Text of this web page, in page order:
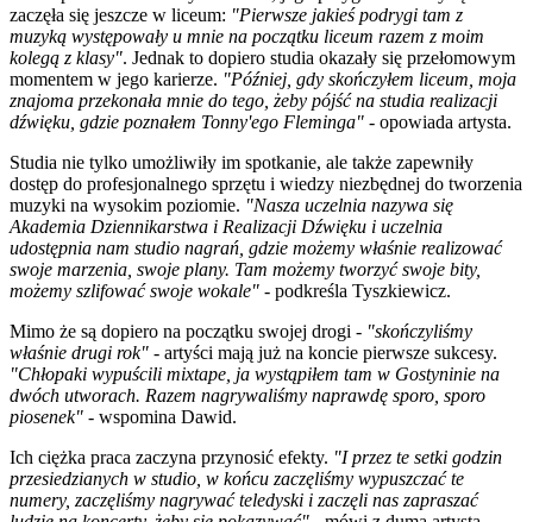
zaczęła się jeszcze w liceum: "Pierwsze jakieś podrygi tam z
muzyką występowały u mnie na początku liceum razem z moim
kolegą z klasy". Jednak to dopiero studia okazały się przełomowym
momentem w jego karierze. "Później, gdy skończyłem liceum, moja
znajoma przekonała mnie do tego, żeby pójść na studia realizacji
dźwięku, gdzie poznałem Tonny'ego Fleminga" - opowiada artysta.
Studia nie tylko umożliwiły im spotkanie, ale także zapewniły
dostęp do profesjonalnego sprzętu i wiedzy niezbędnej do tworzenia
muzyki na wysokim poziomie. "Nasza uczelnia nazywa się
Akademia Dziennikarstwa i Realizacji Dźwięku i uczelnia
udostępnia nam studio nagrań, gdzie możemy właśnie realizować
swoje marzenia, swoje plany. Tam możemy tworzyć swoje bity,
możemy szlifować swoje wokale" - podkreśla Tyszkiewicz.
Mimo że są dopiero na początku swojej drogi - "skończyliśmy
właśnie drugi rok" - artyści mają już na koncie pierwsze sukcesy.
"Chłopaki wypuścili mixtape, ja wystąpiłem tam w Gostyninie na
dwóch utworach. Razem nagrywaliśmy naprawdę sporo, sporo
piosenek" - wspomina Dawid.
Ich ciężka praca zaczyna przynosić efekty. "I przez te setki godzin
przesiedzianych w studio, w końcu zaczęliśmy wypuszczać te
numery, zaczęliśmy nagrywać teledyski i zaczęli nas zapraszać